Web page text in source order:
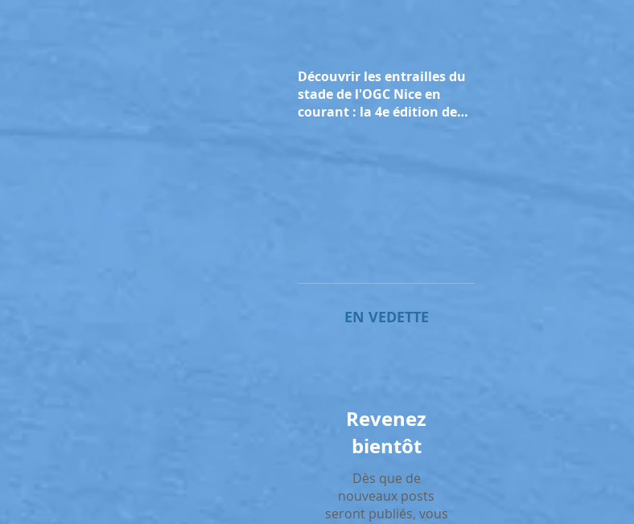
Découvrir les entrailles du
stade de l'OGC Nice en
courant : la 4e édition de
EN VEDETTE
Revenez
bientôt
Dès que de
nouveaux posts
seront publiés, vous